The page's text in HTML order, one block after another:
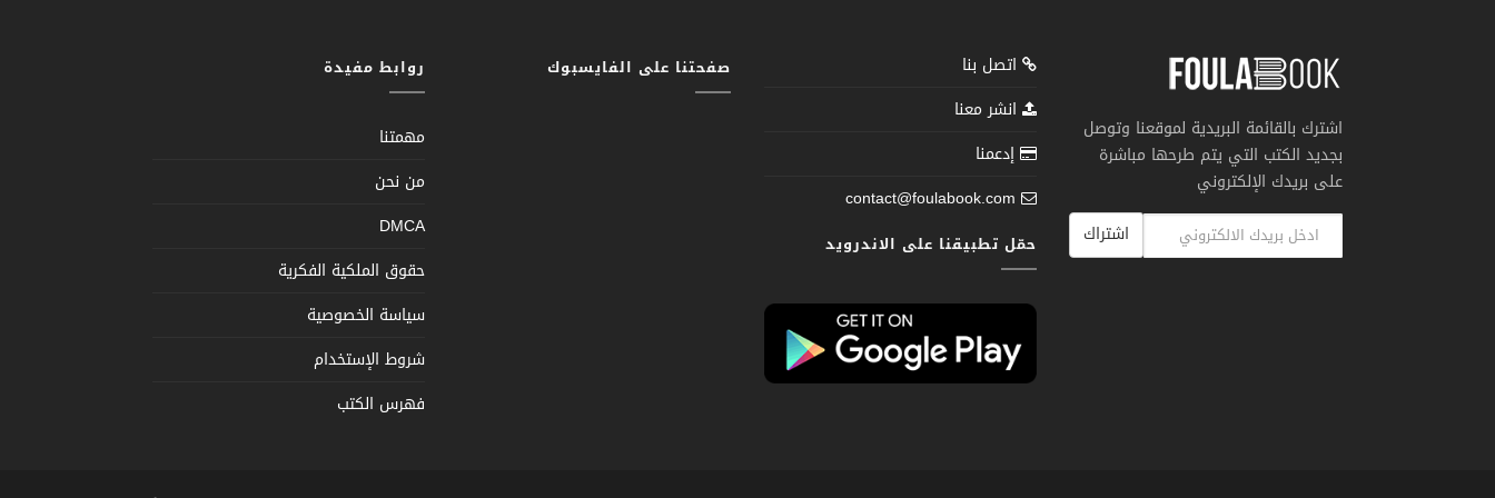
اشترك بالقائمة البريدية لموقعنا وتوصل
بجديد الكتب التي يتم طرحها مباشرة
على بريدك الإلكتروني
اشتراك
اتصل بنا
انشر معنا
إدعمنا
contact@foulabook.com
حمّل تطبيقنا على الاندرويد
صفحتنا على الفايسبوك روابط مفيدة
مهمتنا
من نحن
DMCA
حقوق الملكية الفكرية
سياسة الخصوصية
شروط الإستخدام
فهرس الكتب